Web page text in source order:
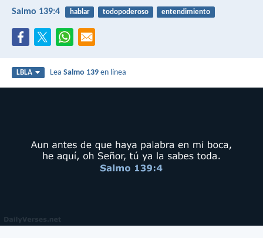
Salmo 139:4 hablar todopoderoso entendimiento
LBLA LeaSalmo 139 en línea